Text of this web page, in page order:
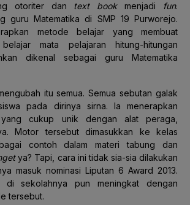
otoriter dan text bookmenjadi fun.
guru Matematika di SMP 19 Purworejo.
metode belajar yang membuat
mata pelajaran hitung-hitungan
dikenal sebagai guru Matematika
itu semua. Semua sebutan galak
pada dirinya sirna. Ia menerapkan
cukup unik dengan alat peraga,
Motor tersebut dimasukkan ke kelas
contoh dalam materi tabung dan
ya? Tapi, cara ini tidak sia-sia dilakukan
masuk nominasi Liputan 6 Award 2013.
di sekolahnya pun meningkat dengan
tersebut.